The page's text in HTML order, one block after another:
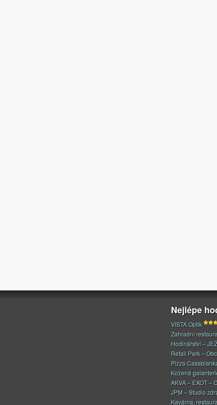
Nejlépe
VISTA Optik
Zahradní
Hodinářství – JEŽ
Retail Park –
Pizza
Kožená
AKVA – EXOT –
JPM – Studio
Kavárna,